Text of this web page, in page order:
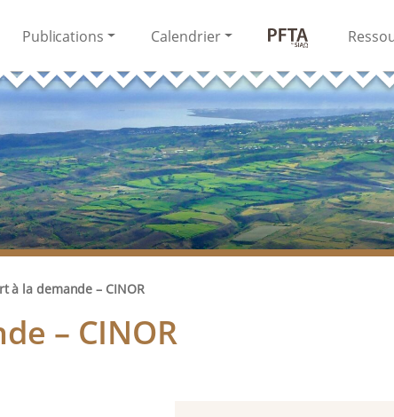
Publications Calendrier PFTA
à la demande – CINOR
– CINOR